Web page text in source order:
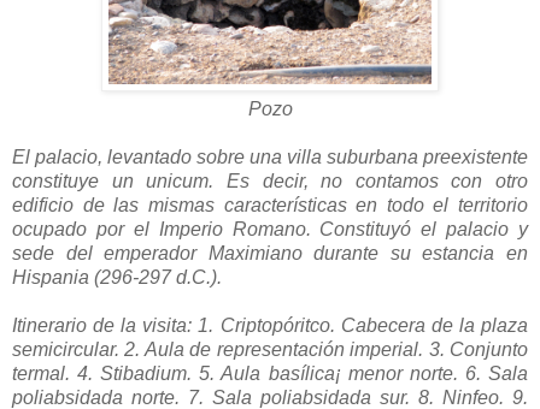
Pozo
El palacio, levantado sobre una villa suburbana preexistente
constituye un unicum. Es decir, no contamos con otro
edificio de las mismas características en todo el territorio
ocupado por el Imperio Romano. Constituyó el palacio y
sede del emperador Maximiano durante su estancia en
Hispania (296-297 d.C.).
Itinerario de la visita: 1. Criptopóritco. Cabecera de la plaza
semicircular. 2. Aula de representación imperial. 3. Conjunto
termal. 4. Stibadium. 5. Aula basílica¡ menor norte. 6. Sala
poliabsidada norte. 7. Sala poliabsidada sur. 8. Ninfeo. 9.